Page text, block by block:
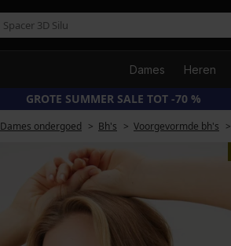
Dames Heren
GROTE SUMMER SALE TOT -70 %
Dames ondergoed Bh's Voorgevormde bh's